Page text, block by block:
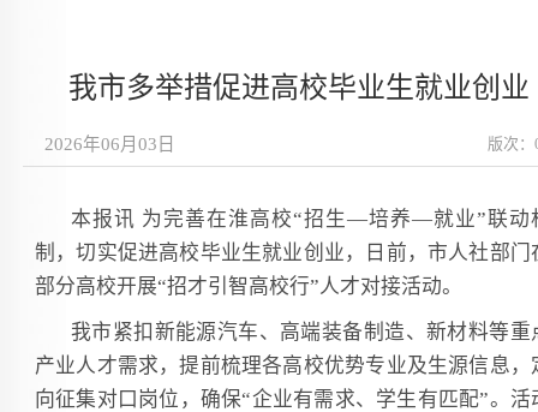
我市多举措促进高校毕业生就业创业
版次：
2026年06月03日
本报讯 为完善在淮高校“招生—培养—就业”联动
制，切实促进高校毕业生就业创业，日前，市人社部门
部分高校开展“招才引智高校行”人才对接活动。
我市紧扣新能源汽车、高端装备制造、新材料等重
产业人才需求，提前梳理各高校优势专业及生源信息，
向征集对口岗位，确保“企业有需求、学生有匹配”。活